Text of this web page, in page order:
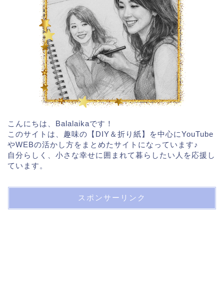
こんにちは、Balalaikaです！
このサイトは、趣味の【DIY＆折り紙】を中心にYouTube
やWEBの活かし方をまとめたサイトになっています♪
自分らしく、小さな幸せに囲まれて暮らしたい人を応援し
ています。
スポンサーリンク